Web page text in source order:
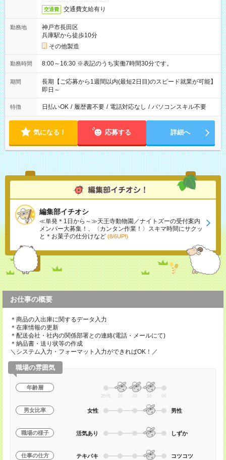
交通費 交通費支給有り
勤務地
神戸市長田区
兵庫駅から徒歩10分
その他製造
勤務時間 8:00～16:30 ※表記のうち実働7時間30分です。
期間
長期【ご応募から1週間以内(最短2日目)のスピード就業が可能】
即日～
特徴 日払いOK / 履歴書不要 / 電話対応なし / パソコンスキル不要
気になる！ 応募する 詳細へ
編集部イチオシ
≪単発＊1日から～≫天王寺動物園／ナイトズーの受付案内
メンバー大募集！、〈カンタン作業！〉スキマ時間にサクッ
と＊お菓子の仕分けなど (8/6UP!)
お仕事の概要
＊商品の入出庫に関するデータ入力
＊在庫情報の更新
＊配送会社・社内の関係部署との連絡(電話・メールにて)
＊納品書・送り状等の作成
＼システム入力・フォーマット入力ができればOK！／
職場の雰囲気
年齢層
20代 30 40 50 60
男女比率 女性 男性
職場の様子 活気あり しずか
仕事の仕方 テキパキ コツコツ